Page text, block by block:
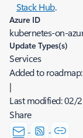
Stack Hub.
Azure ID
kubernetes-on-
Update Types(s)
Services
Added to
|
Last modified:02/
Share